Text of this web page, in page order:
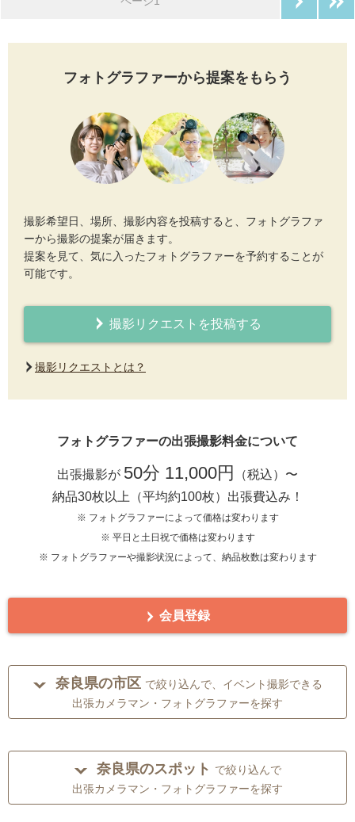
フォトグラファーから提案をもらう
撮影希望日、場所、撮影内容を投稿すると、フォトグラファ
ーから撮影の提案が届きます。
提案を見て、気に入ったフォトグラファーを予約することが
可能です。
撮影リクエストを投稿する
撮影リクエストとは？
フォトグラファーの出張撮影料金について
出張撮影が 50分 11,000円
（税込）〜
納品30枚以上（平均約100枚）出張費込み！
※ フォトグラファーによって価格は変わります
※ 平日と土日祝で価格は変わります
※ フォトグラファーや撮影状況によって、納品枚数は変わります
会員登録
奈良県の市区 で絞り込んで、イベント撮影できる
出張カメラマン・フォトグラファーを探す
奈良県のスポット で絞り込んで
出張カメラマン・フォトグラファーを探す